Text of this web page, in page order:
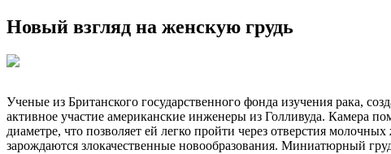
Новый взгляд на женскую грудь
Ученые из Британского государственного фонда изучения рака,
активное участие американские инженеры из Голливуда. Камера
диаметре, что позволяет ей легко пройти через отверстия
зарождаются злокачественные новообразования. Миниатюрный